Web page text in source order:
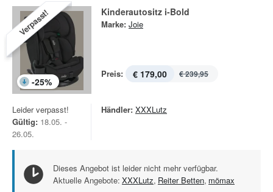
Verpasst!
-25%
Kinderautositz i-Bold
Marke: Joie
Preis: € 179,00 € 239,95
Leider verpasst!
Gültig: 18.05. -
26.05.
Händler: XXXLutz
Dieses Angebot ist leider nicht mehr verfügbar.
Aktuelle Angebote: XXXLutz, Reiter Betten, mömax